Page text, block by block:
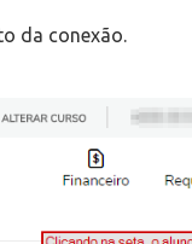
da conexão.